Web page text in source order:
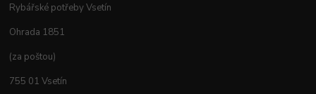
Rybářské potřeby Vsetín
Ohrada 1851
(za poštou)
755 01 Vsetín